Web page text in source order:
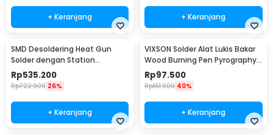
+ Keranjang + Keranjang
SMD Desoldering Heat Gun
Solder dengan Station
220V/700W - KS8586
Rp535.200
Rp722.900 26%
+ Keranjang
VIXSON Solder Alat Lukis Bakar
Wood Burning Pen Pyrography
60W 36 Set - CS-31 D
Rp97.500
Rp161.900 40%
+ Keranjang